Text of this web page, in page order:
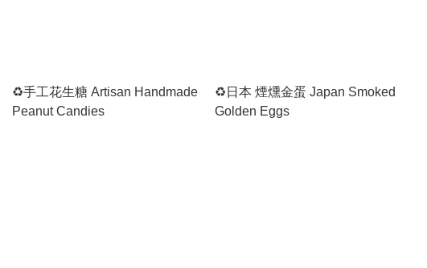
♻️手工花生糖 Artisan Handmade
Peanut Candies
♻️日本 煙燻金蛋 Japan Smoked
Golden Eggs